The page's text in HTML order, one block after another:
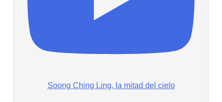
Soong Ching Ling, la mitad del cielo